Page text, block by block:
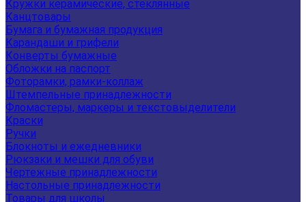
Кружки керамические, стеклянные
Канцтовары
Бумага и бумажная продукция
Карандаши и грифели
Конверты бумажные
Обложки на паспорт
Фоторамки, рамки-коллаж
Штемпельные принадлежности
Фломастеры, маркеры и текстовыделители
Краски
Ручки
Блокноты и ежедневники
Рюкзаки и мешки для обуви
Чертежные принадлежности
Настольные принадлежности
Товары для школы